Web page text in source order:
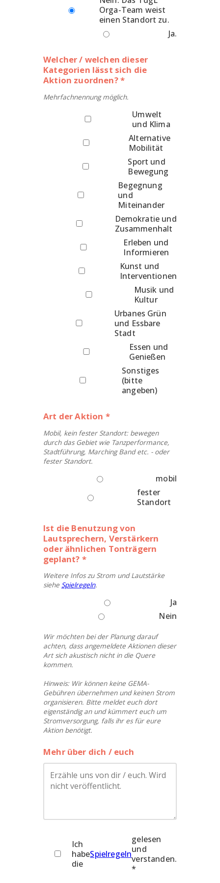
Orga-Team weist
einen Standort zu.
Ja.
Welcher / welchen dieser
Kategorien lässt sich die
Aktion zuordnen? *
Mehrfachnennung möglich.
Umwelt
und Klima
Alternative
Mobilität
Sport und
Bewegung
Begegnung
und
Miteinander
Demokratie und
Zusammenhalt
Erleben und
Informieren
Kunst und
Interventionen
Musik und
Kultur
Urbanes Grün
und Essbare
Stadt
Essen und
Genießen
Sonstiges
(bitte
angeben)
Art der Aktion *
Mobil, kein fester Standort: bewegen
durch das Gebiet wie Tanzperformance,
Stadtführung, Marching Band etc. - oder
fester Standort.
mobil
fester
Standort
Ist die Benutzung von
Lautsprechern, Verstärkern
oder ähnlichen Tonträgern
geplant? *
Weitere Infos zu Strom und Lautstärke
siehe Spielregeln.
Ja
Nein
Wir möchten bei der Planung darauf
achten, dass angemeldete Aktionen dieser
Art sich akustisch nicht in die Quere
kommen.
Hinweis: Wir können keine GEMA-
Gebühren übernehmen und keinen Strom
organisieren. Bitte meldet euch dort
eigenständig an und kümmert euch um
Stromversorgung, falls ihr es für eure
Aktion benötigt.
Mehr über dich / euch
Ich
habe
die
Spielregeln
gelesen
und
verstanden.
*